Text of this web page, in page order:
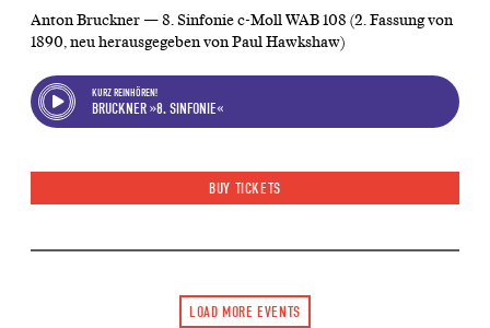
Anton Bruckner — 8. Sinfonie c-Moll WAB 108 (2. Fassung von
1890, neu herausgegeben von Paul Hawkshaw)
KURZ REINHÖREN!
BRUCKNER »8. SINFONIE«
BUY TICKETS
LOAD MORE EVENTS